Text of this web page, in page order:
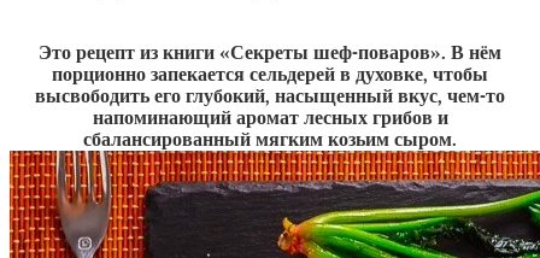
Это рецепт из книги «Секреты шеф-поваров». В нём
порционно запекается сельдерей в духовке, чтобы
высвободить его глубокий, насыщенный вкус, чем-то
напоминающий аромат лесных грибов и
сбалансированный мягким козьим сыром.